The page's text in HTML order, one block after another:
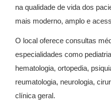
na qualidade de vida dos
mais moderno, amplo e
O local oferece consultas
especialidades como
hematologia, ortopedia,
reumatologia, neurologia,
clínica geral.